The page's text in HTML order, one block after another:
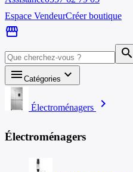
Espace VendeurCréer boutique
storefront
search
menu Catégories keyboard_arrow_down
Électroménagers chevron_right
Électroménagers